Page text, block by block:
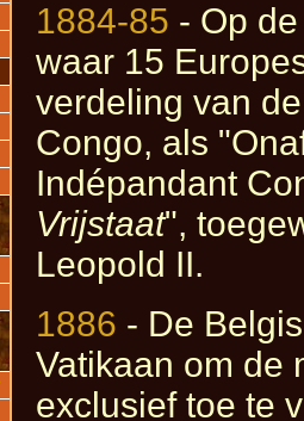
1884-85 - Op
waar 15
verdeling van
Congo, als
Indépandant
Vrijstaat",
Leopold II.
1886 - De
Vatikaan om de
exclusief toe te